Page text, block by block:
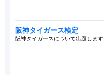
阪神タイガース検定
阪神タイガースについて出題しま